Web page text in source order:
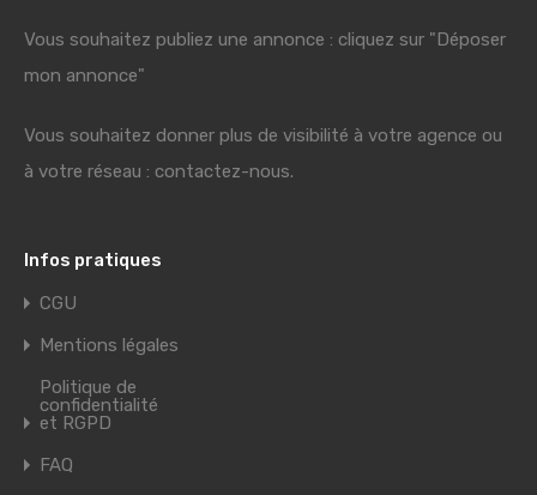
Vous souhaitez publiez une annonce : cliquez sur "Déposer
mon annonce"
Vous souhaitez donner plus de visibilité à votre agence ou
à votre réseau : contactez-nous.
Infos pratiques
CGU
Mentions légales
Politique de
confidentialité
et RGPD
FAQ